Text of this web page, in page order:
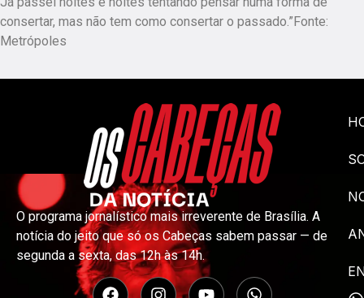
consertar, mas não tem como consertar o passado.”Fonte:
Metrópoles
O programa jornalístico mais irreverente de Brasília. A
notícia do jeito que só os Cabeças sabem passar — de
segunda a sexta, das 12h às 14h.